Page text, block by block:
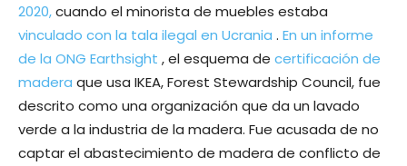
2020,cuando el minorista de muebles estaba
vinculado con la tala ilegal en Ucrania . En un informe
de la ONG Earthsight , el esquema de certificación de
madera que usa IKEA, Forest Stewardship Council, fue
descrito como una organización que da un lavado
verde a la industria de la madera. Fue acusada de no
captar el abastecimiento de madera de conflicto de